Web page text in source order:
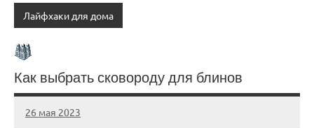
Лайфхаки для дома
Как выбрать сковороду для блинов
26 мая 2023
organic63_ru
Нет